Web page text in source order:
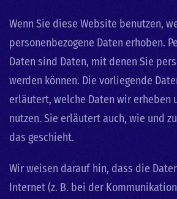
Wenn Sie diese Website benutzen,
personenbezogene Daten erhoben.
Daten sind Daten, mit denen Sie
werden können. Die vorliegende
erläutert, welche Daten wir erheben
nutzen. Sie erläutert auch, wie und
das geschieht.
Wir weisen darauf hin, dass die
Internet (z. B. bei der